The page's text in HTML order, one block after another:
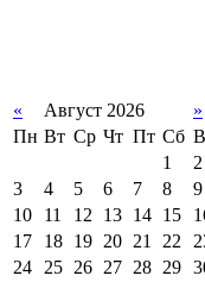
« Август 2026
»
Пн Вт Ср Чт Пт Сб
1
2
3
4 5 6 7 8
9
10
11 12 13 14 15
17
18 19 20 21 22
24 25 26 27 28 29